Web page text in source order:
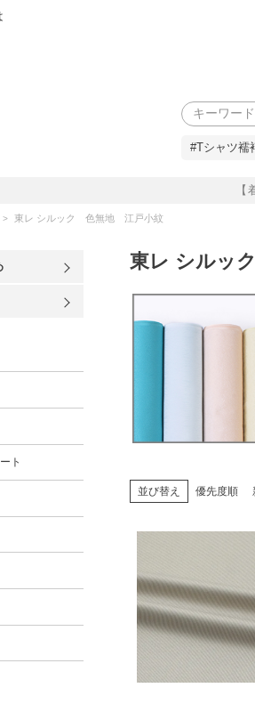
【
検索
#Tシャツ襦
東レ シルック 色無地 江戸小紋
ト
東レ シルッ
並び替え 優先度順